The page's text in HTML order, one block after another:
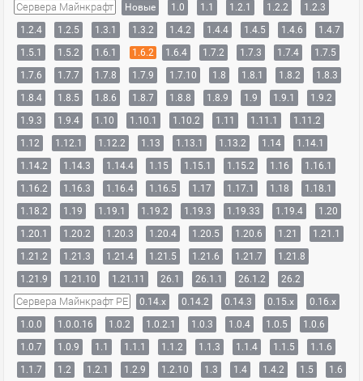
Сервера Майнкрафт Новые 1.0 1.1 1.2.1 1.2.2
1.2.3
1.2.4
1.2.5 1.3.1 1.3.2 1.4.2 1.4.4 1.4.5 1.4.6
1.4.7
1.5.1
1.5.2 1.6.1 1.6.2 1.6.4 1.7.2 1.7.3 1.7.4
1.7.5
1.7.6
1.7.7 1.7.8 1.7.9 1.7.10 1.8 1.8.1 1.8.2
1.8.3
1.8.4
1.8.5 1.8.6 1.8.7 1.8.8 1.8.9 1.9 1.9.1
1.9.2
1.9.3
1.9.4 1.10 1.10.1 1.10.2 1.11 1.11.1
1.11.2
1.12
1.12.1 1.12.2 1.13 1.13.1 1.13.2 1.14
1.14.1
1.14.2
1.14.3 1.14.4 1.15 1.15.1 1.15.2 1.16
1.16.1
1.16.2
1.16.3 1.16.4 1.16.5 1.17 1.17.1 1.18
1.18.1
1.18.2
1.19 1.19.1 1.19.2 1.19.3 1.19.33 1.19.4
1.20
1.20.1
1.20.2 1.20.3 1.20.4 1.20.5 1.20.6 1.21
1.21.1
1.21.2
1.21.3 1.21.4 1.21.5 1.21.6 1.21.7
1.21.8
1.21.9
1.21.10 1.21.11 26.1 26.1.1 26.1.2 26.2
Сервера Майнкрафт PE 0.14.x 0.14.2 0.14.3 0.15.x
0.16.x
1.0.0
1.0.0.16 1.0.2 1.0.2.1 1.0.3 1.0.4 1.0.5
1.0.6
1.0.7
1.0.9 1.1 1.1.1 1.1.2 1.1.3 1.1.4 1.1.5
1.1.6
1.1.7
1.2 1.2.1 1.2.9 1.2.10 1.3 1.4 1.4.2 1.5
1.6